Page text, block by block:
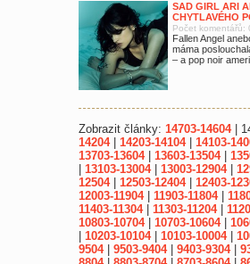
SAD GIRL ARI
CHYTLAVÉHO
Počet komentářů:
Fallen Angel
máma
– a pop noir
Zobrazit články: 14703-14604|
14204| 14203-14104| 14103-
13703-13604| 13603-13504|
13103-13004| 13003-12904|
12504| 12503-12404| 12403-
12003-11904| 11903-11804|
11403-11304| 11303-11204|
10803-10704| 10703-10604|
10203-10104| 10103-10004|
9504| 9503-9404| 9403-9304|